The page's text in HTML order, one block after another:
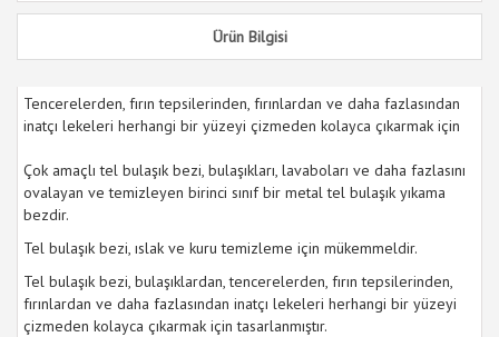
Ürün Bilgisi
Tencerelerden, fırın tepsilerinden, fırınlardan ve daha fazlasından
inatçı lekeleri herhangi bir yüzeyi çizmeden kolayca çıkarmak için
Çok amaçlı tel bulaşık bezi, bulaşıkları, lavaboları ve daha fazlasını
ovalayan ve temizleyen birinci sınıf bir metal tel bulaşık yıkama
bezdir.
Tel bulaşık bezi, ıslak ve kuru temizleme için mükemmeldir.
Tel bulaşık bezi, bulaşıklardan, tencerelerden, fırın tepsilerinden,
fırınlardan ve daha fazlasından inatçı lekeleri herhangi bir yüzeyi
çizmeden kolayca çıkarmak için tasarlanmıştır.